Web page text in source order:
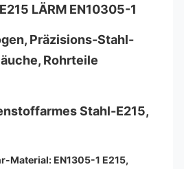
LÄRM EN10305-1
Präzisions-Stahl-
Rohrteile
Stahl-E215,
Material: EN1305-1 E215,